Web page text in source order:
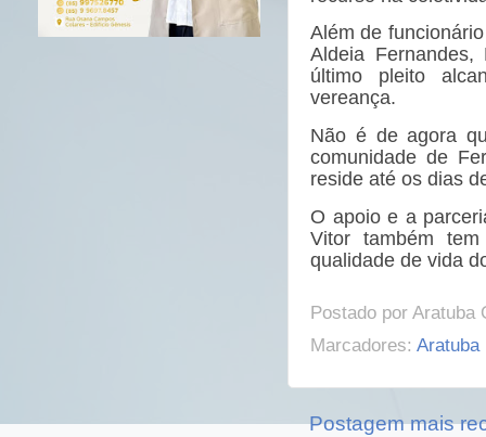
Além de
Aldeia
último pleito
vereança.
Não é de agora
comunidade de
reside até os dias
O apoio e a
Vitor também
qualidade de vida
Postado por Aratuba
Marcadores: Aratuba
Postagem mais